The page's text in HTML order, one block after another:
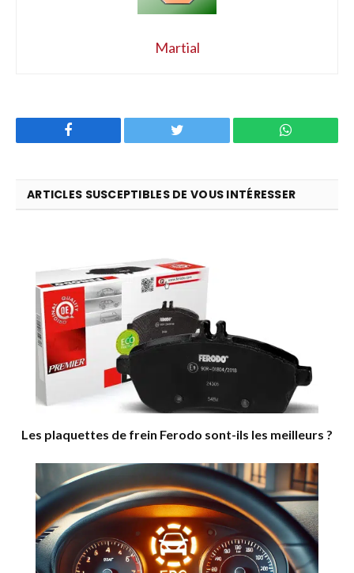
Martial
Twitter WhatsApp
ARTICLES SUSCEPTIBLES DE VOUS INTÉRESSER
Les plaquettes de frein Ferodo sont-ils les meilleurs ?